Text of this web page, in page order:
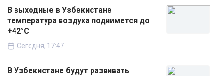
В выходные в Узбекистане
температура воздуха поднимется до
+42°C
Сегодня, 17:47
В Узбекистане будут развивать